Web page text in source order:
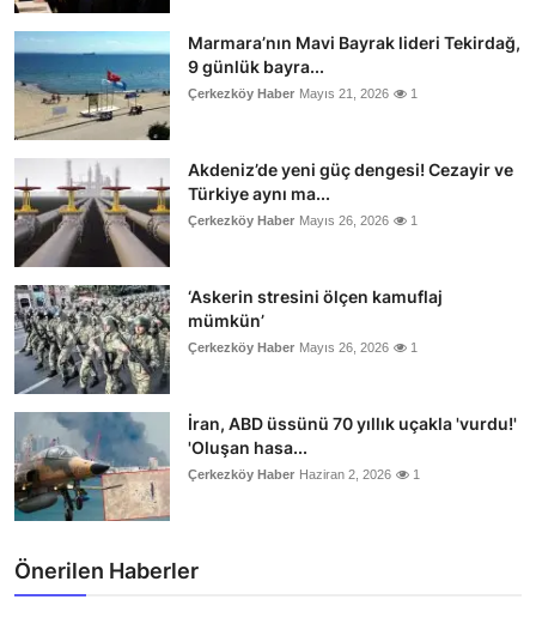
Marmara’nın Mavi Bayrak lideri Tekirdağ,
9 günlük bayra...
Çerkezköy Haber Mayıs 21, 2026 1
Akdeniz’de yeni güç dengesi! Cezayir ve
Türkiye aynı ma...
Çerkezköy Haber Mayıs 26, 2026 1
‘Askerin stresini ölçen kamuflaj
mümkün’
Çerkezköy Haber Mayıs 26, 2026 1
İran, ABD üssünü 70 yıllık uçakla 'vurdu!'
'Oluşan hasa...
Çerkezköy Haber Haziran 2, 2026 1
Önerilen Haberler